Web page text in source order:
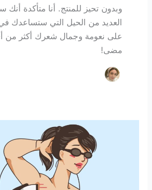
وبدون تحيز للمنتج. أنا متأكدة أنك
العديد من الحيل التي ستساعدك
على نعومة وجمال شعرك أكثر من
مضى!